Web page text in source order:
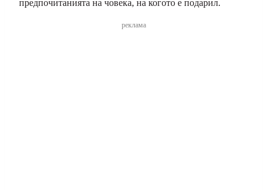
предпочитанията на човека, на когото е подарил.
реклама